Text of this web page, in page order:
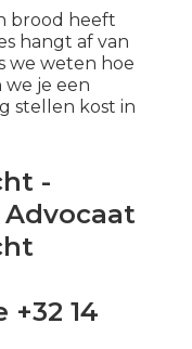
brood heeft
hangt af van
we weten hoe
we je een
stellen kost in
-
14